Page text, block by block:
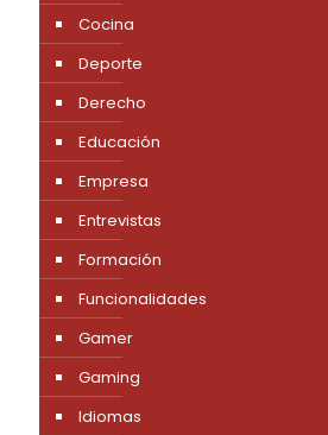
Cocina
Deporte
Derecho
Educación
Empresa
Entrevistas
Formación
Funcionalidades
Gamer
Gaming
Idiomas